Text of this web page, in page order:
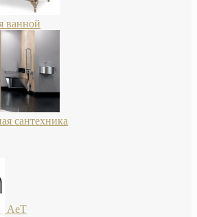
ванной
сантехника
AeT